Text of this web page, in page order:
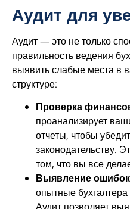
Аудит для
Аудит — это не только
правильность ведения
выявить слабые места в
структуре:
Проверка
проанализирует
отчеты, чтобы
законодательству.
том, что вы все
Выявление
опытные бухгалтера